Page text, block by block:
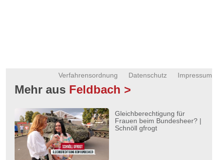
Impressum
Datenschutz
Verfahrensordnung
Mehr aus Feldbach >
Gleichberechtigung für
Frauen beim Bundesheer? |
Schnöll gfrogt